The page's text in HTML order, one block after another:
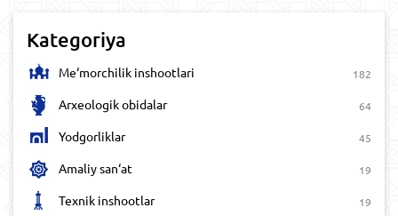
Kategoriya
Me‘morchilik inshootlari 182
Arxeologik obidalar 64
Yodgorliklar 45
Amaliy san‘at 19
Texnik inshootlar 19